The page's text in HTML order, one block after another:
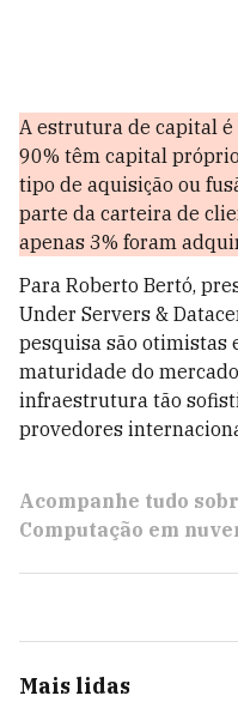
A estrutura de capital
90% têm capital
tipo de aquisição ou
parte da carteira de
apenas 3% foram
Para Roberto Bertó,
Under Servers &
pesquisa são otimistas
maturidade do
infraestrutura tão
provedores
Acompanhe tudo
Computação em
Mais lidas